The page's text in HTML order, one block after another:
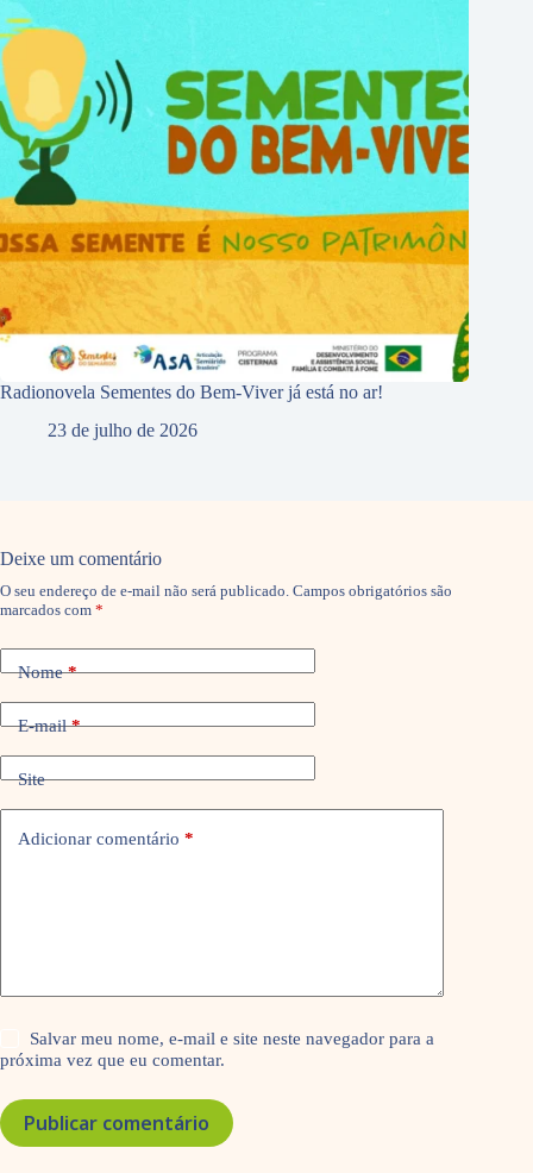
Radionovela Sementes do Bem-Viver já está no ar!
23 de julho de 2026
Deixe um comentário
O seu endereço de e-mail não será publicado. Campos obrigatórios são
marcados com *
Nome*
E-mail*
Site
Adicionar comentário *
Salvar meu nome, e-mail e site neste navegador para a
próxima vez que eu comentar.
Publicar comentário